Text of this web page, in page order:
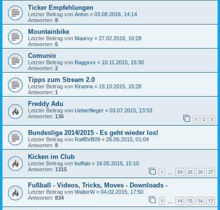
Ticker Empfehlungen
Letzter Beitrag von Anton « 03.08.2016, 14:14
Antworten: 8
Mountainbike
Letzter Beitrag von Maarvy « 27.02.2016, 16:28
Antworten: 6
Comunio
Letzter Beitrag von Baggxxx « 10.11.2015, 15:30
Antworten: 2
Tipps zum Stream 2.0
Letzter Beitrag von Kiranna « 19.10.2015, 15:28
Antworten: 1
Freddy Adu
Letzter Beitrag von Ueberflieger « 03.07.2015, 13:53
Antworten: 136 1 2 3
Bundesliga 2014/2015 - Es geht wieder los!
Letzter Beitrag von RalfBVB09 « 26.05.2015, 01:04
Antworten: 8
Kicken im Club
Letzter Beitrag von buffalo « 16.05.2015, 15:10
Antworten: 1315 1 24 25 26 27
Fußball - Videos, Tricks, Moves - Downloads -
Letzter Beitrag von WalterW« 04.02.2015, 17:50
Antworten: 834 1 14 15 16 17